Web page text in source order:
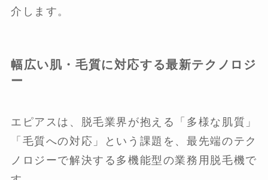
介します。
幅広い肌・毛質に対応する最新テクノロジ
ー
エピアスは、脱毛業界が抱える「多様な肌質」
「毛質への対応」という課題を、最先端のテク
ノロジーで解決する多機能型の業務用脱毛機で